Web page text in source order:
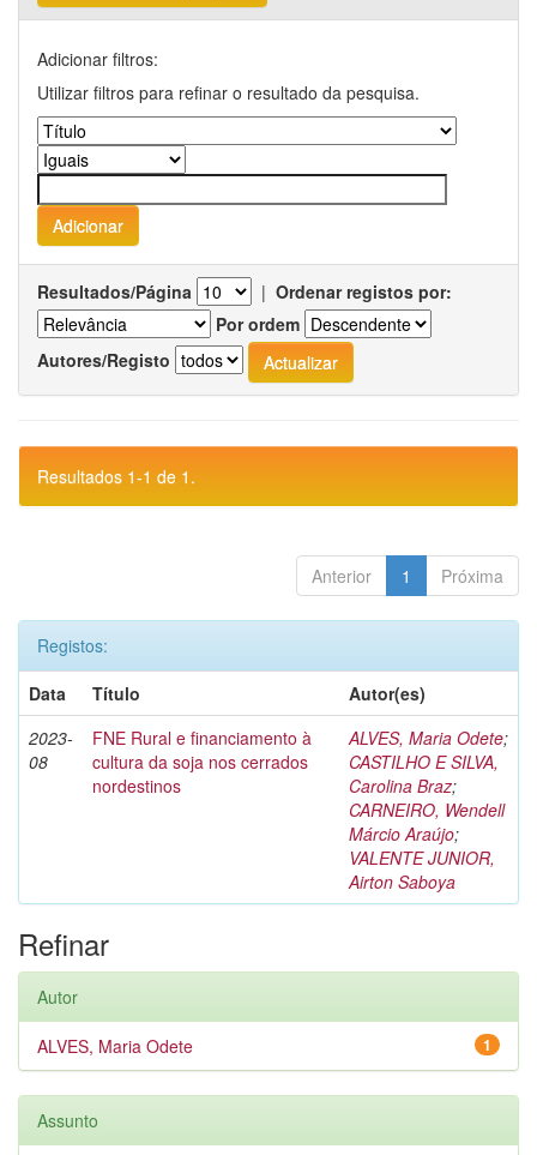
Adicionar filtros:
Utilizar filtros para refinar o resultado da pesquisa.
Resultados/Página | Ordenar registos por:
Por ordem
Autores/Registo
Resultados 1-1 de 1.
Anterior 1 Próxima
Registos:
Data
Título
Autor(es)
2023-
08
FNE Rural e financiamento à
cultura da soja nos cerrados
nordestinos
ALVES, Maria Odete;
CASTILHO E SILVA,
Carolina Braz;
CARNEIRO, Wendell
Márcio Araújo;
VALENTE JUNIOR,
Airton Saboya
Refinar
Autor
1
ALVES, Maria Odete
Assunto